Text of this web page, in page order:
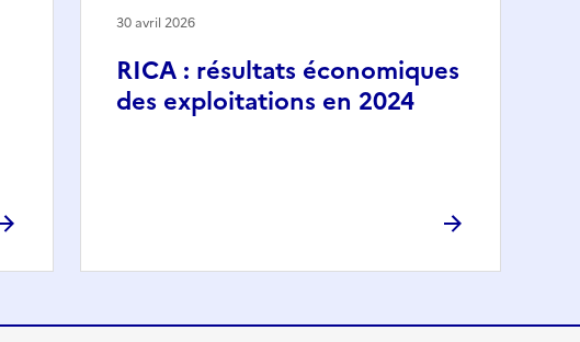
RICA : résultats économiques
des exploitations en 2024
30 avril 2026